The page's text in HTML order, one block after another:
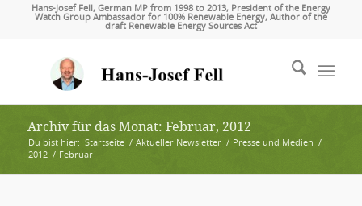
Hans-Josef Fell, German MP from 1998 to 2013, President of the Energy
Watch Group Ambassador for 100% Renewable Energy, Author of the
draft Renewable Energy Sources Act
Archiv für das Monat: Februar, 2012
Du bist hier: Startseite / Aktueller Newsletter / Presse und Medien
/
2012 / Februar